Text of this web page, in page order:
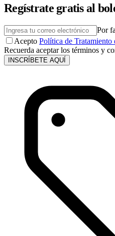
Regístrate gratis al
Por
Acepto Política de Tratamiento
Recuerda aceptar los términos y
INSCRÍBETE AQUÍ